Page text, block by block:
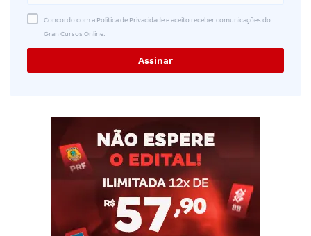
Concordo com a Política de Privacidade e aceito receber comunicações do
Gran Cursos Online.